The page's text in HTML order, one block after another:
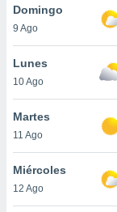
de
cookies
aceptar
Domingo
9 Ago
Lunes
10 Ago
Martes
11 Ago
Miércoles
12 Ago